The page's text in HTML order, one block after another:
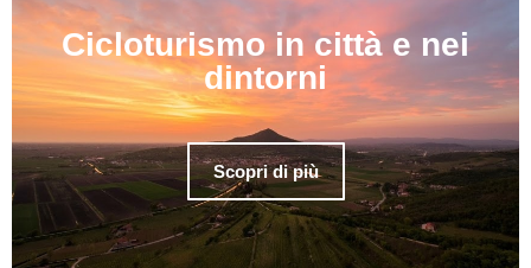
Cicloturismo in città e nei
dintorni
Scopri di più